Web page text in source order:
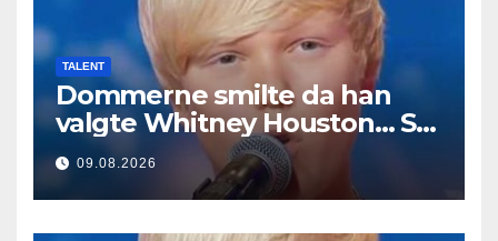
TALENT
Dommerne smilte da han
valgte Whitney Houston… Så
begynte han å synge
09.08.2026